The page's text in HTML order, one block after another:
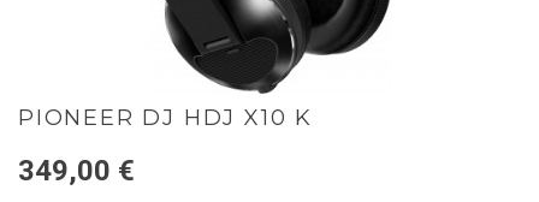
PIONEER DJ HDJ X10 K
349,00 €